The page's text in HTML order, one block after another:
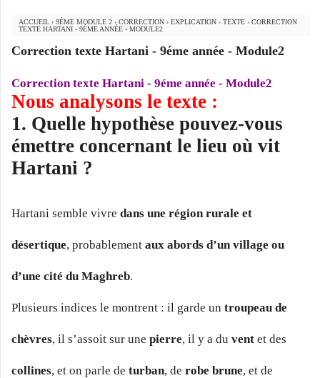
ACCUEIL › 9ÉME MODULE 2 › CORRECTION › EXPLICATION › TEXTE › CORRECTION
TEXTE HARTANI - 9ÉME ANNÉE - MODULE2
Correction texte Hartani - 9éme année - Module2
Correction texte Hartani - 9éme année - Module2
Nous analysons le texte :
1. Quelle hypothèse pouvez-vous
émettre concernant le lieu où vit
Hartani ?
Hartani semble vivre dans une région rurale et
désertique, probablement aux abords d’un village ou
d’une cité du Maghreb.
Plusieurs indices le montrent : il garde un troupeau de
chèvres, il s’assoit sur une pierre, il y a du vent et des
collines, et on parle de turban, de robe brune, et de